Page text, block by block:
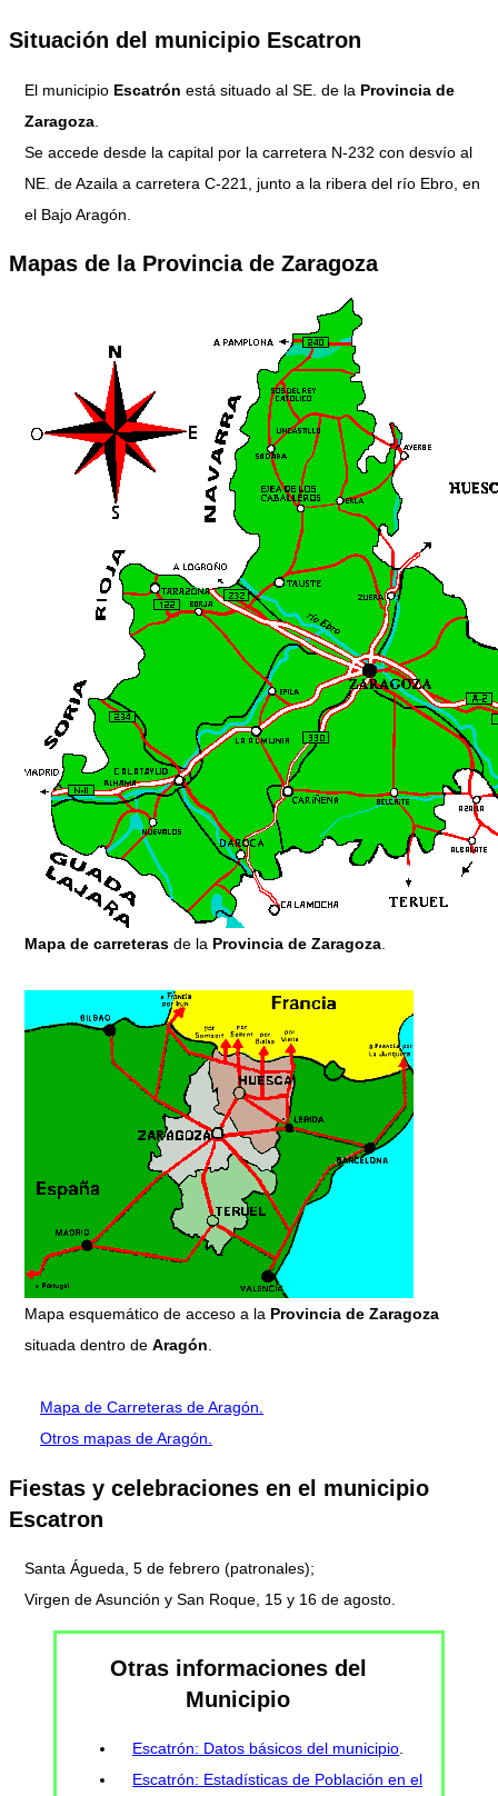
Situación del municipio Escatron
El municipio Escatrón está situado al SE. de la Provincia de
Zaragoza
Se accede desde la capital por la carretera N-232 con desvío al
NE. de Azaila a carretera C-221, junto a la ribera del río Ebro, en
el Bajo Aragón.
Mapas de la Provincia de Zaragoza
Mapa de carreteras de la Provincia de Zaragoza
Mapa esquemático de acceso a la Provincia de Zaragoza
situada dentro de Aragón
Mapa de Carreteras de Aragón.
Otros mapas de Aragón.
Fiestas y celebraciones en el municipio
Escatron
Santa Águeda, 5 de febrero (patronales);
Virgen de Asunción y San Roque, 15 y 16 de agosto.
Otras informaciones del
Municipio
Escatrón: Datos básicos del municipio.
Escatrón: Estadísticas de Población en el